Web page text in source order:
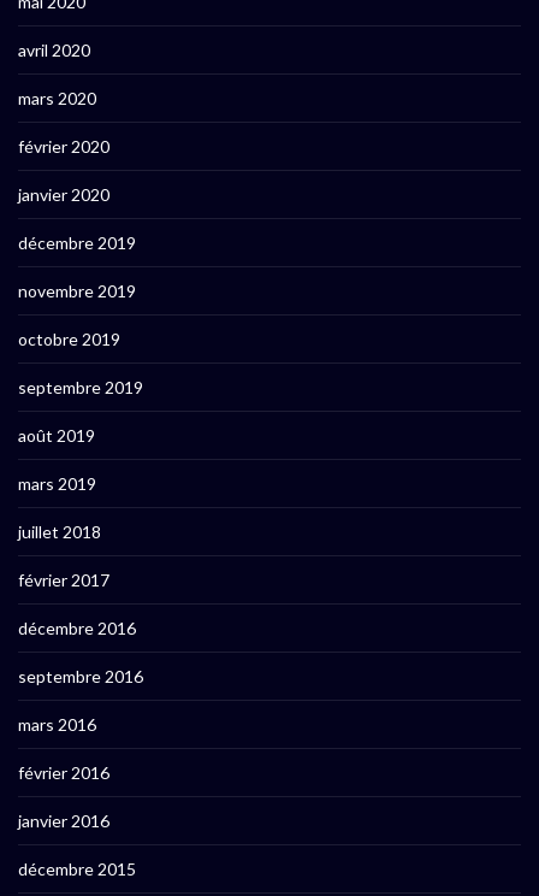
avril 2020
mars 2020
février 2020
janvier 2020
décembre 2019
novembre 2019
octobre 2019
septembre 2019
août 2019
mars 2019
juillet 2018
février 2017
décembre 2016
septembre 2016
mars 2016
février 2016
janvier 2016
décembre 2015